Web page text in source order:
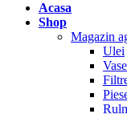
Acasa
Shop
Magazin
Ulei